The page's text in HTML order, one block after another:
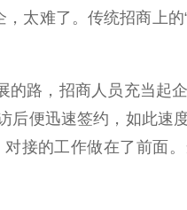
太难了。传统招商上
路，招商人员充当起
便迅速签约，如此速
接的工作做在了前面